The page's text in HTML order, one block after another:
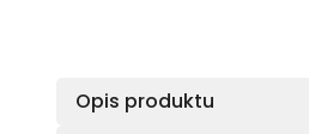
Opis produktu